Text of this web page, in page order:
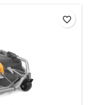
favorite_border